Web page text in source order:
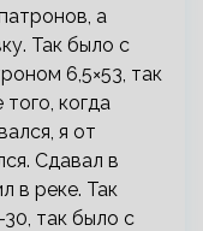
а
Так было с
6,5×53, так
когда
я от
Сдавал в
в реке. Так
так было с